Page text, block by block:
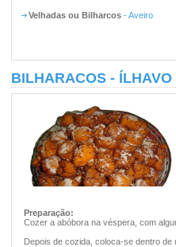
Velhadas ou Bilharcos - Aveiro
BILHARACOS - ÍLHAVO
Preparação:
Cozer a abóbora na véspera, com
Depois de cozida, coloca-se dentro